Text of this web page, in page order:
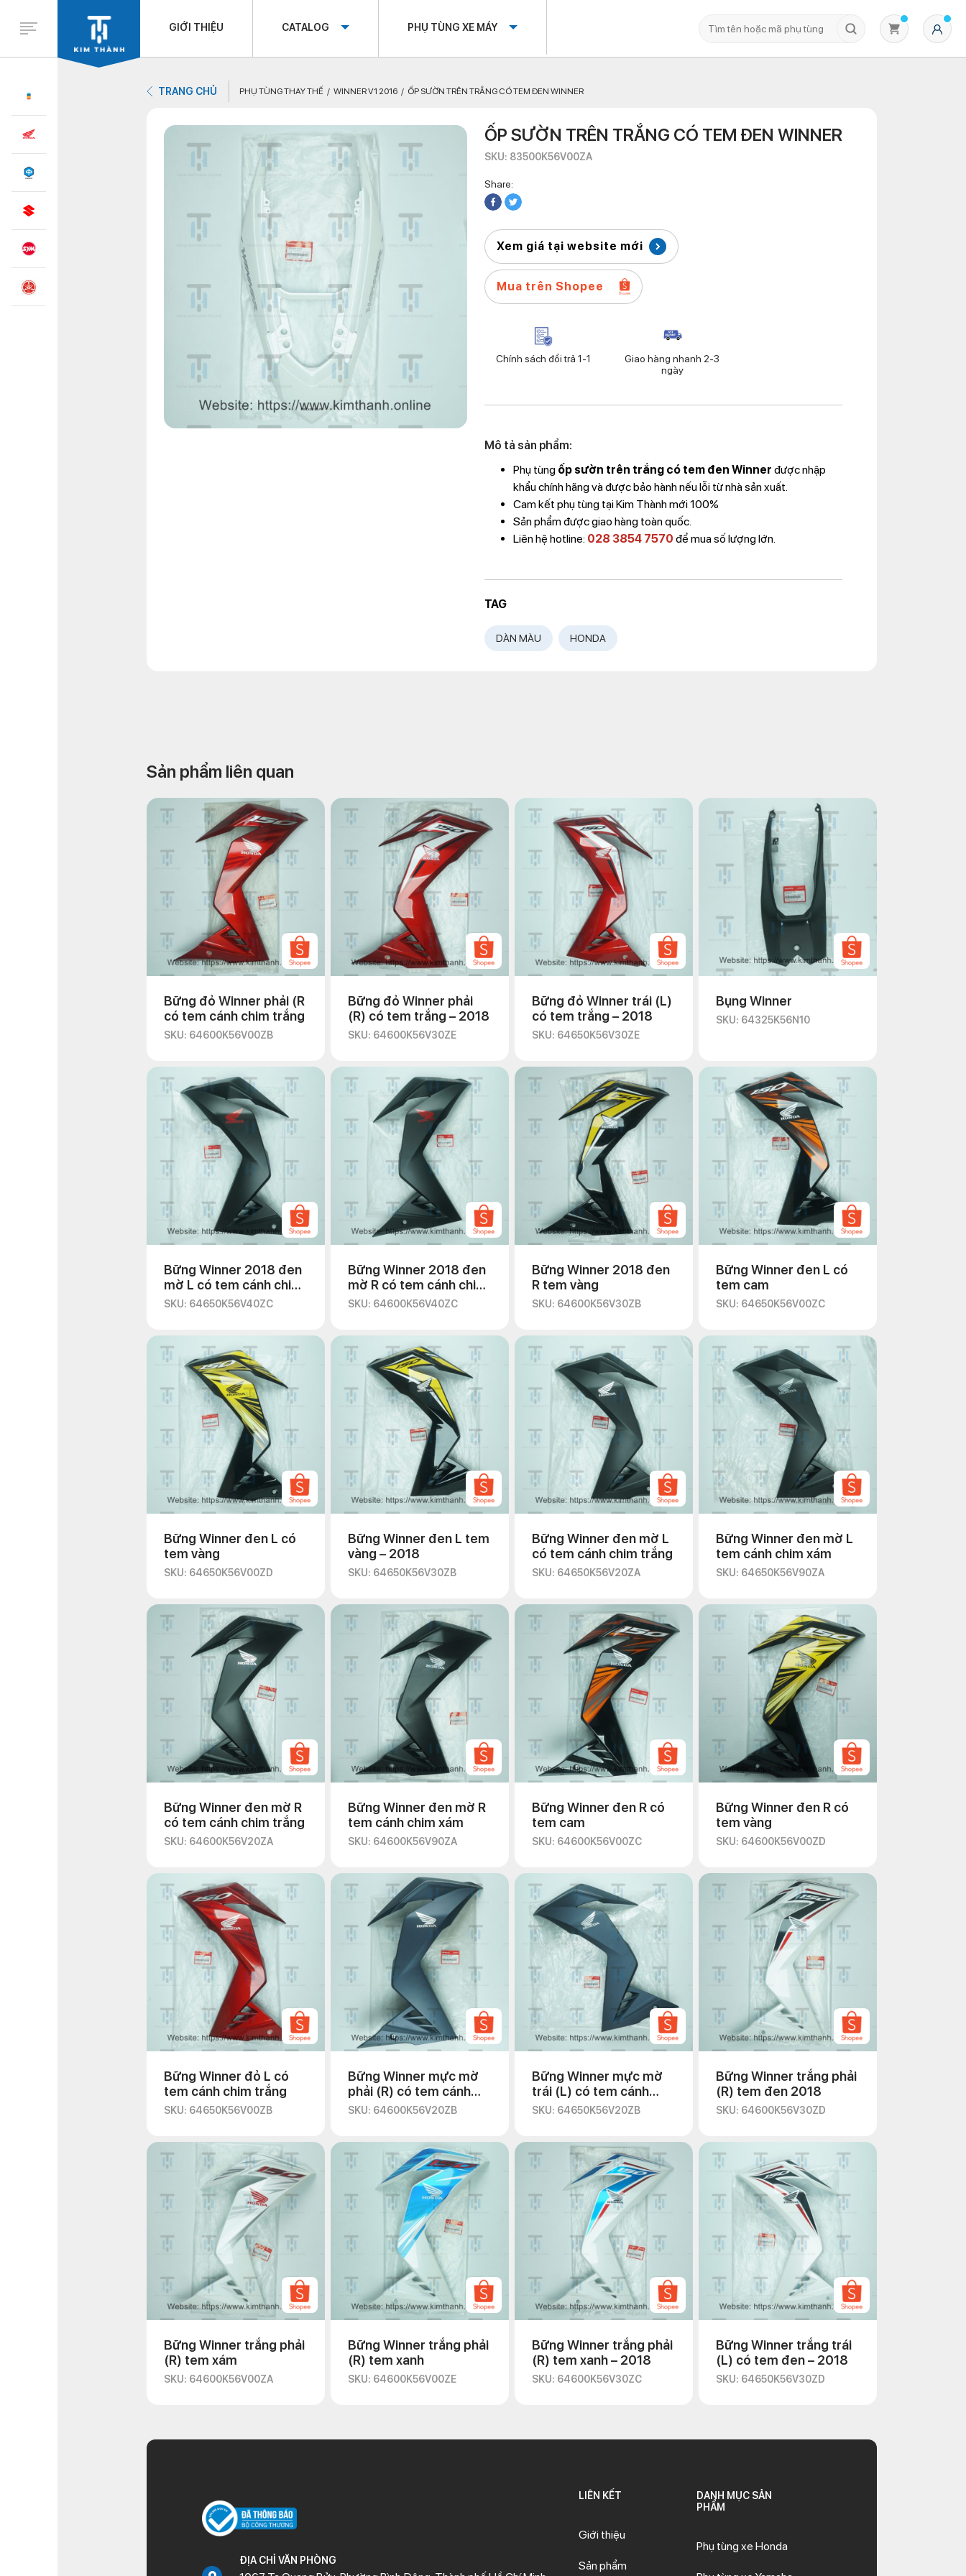
GIỚI THIỆU CATALOG PHỤ TÙNG XE MÁY
TRANG CHỦ PHỤ TÙNG THAY THẾ WINNER V1 2016 ỐP SƯỜN TRÊN TRẮNG CÓ TEM ĐEN WINNER
ỐP SƯỜN TRÊN TRẮNG CÓ TEM ĐEN WINNER
SKU: 83500K56V00ZA
Share:
Xem giá tại website mới
Mua trên Shopee
Chính sách đổi trả 1-1
Giao hàng nhanh 2-3
ngày
Mô tả sản phẩm:
Phụ tùng ốp sườn trên trắng có tem đen Winner được nhập
khẩu chính hãng và được bảo hành nếu lỗi từ nhà sản xuất.
Cam kết phụ tùng tại Kim Thành mới 100%
Sản phẩm được giao hàng toàn quốc.
Liên hệ hotline: 028 3854 7570 để mua số lượng lớn.
TAG
DÀN MÀU HONDA
Sản phẩm liên quan
Bững đỏ Winner phải (R
có tem cánh chim trắng
SKU: 64600K56V00ZB
Bững đỏ Winner phải
(R) có tem trắng – 2018
SKU: 64600K56V30ZE
Bững đỏ Winner trái (L)
có tem trắng – 2018
SKU: 64650K56V30ZE
Bụng Winner
SKU: 64325K56N10
Bững Winner 2018 đen
mờ L có tem cánh chim
đỏ
SKU: 64650K56V40ZC
Bững Winner 2018 đen
mờ R có tem cánh chim
đỏ
SKU: 64600K56V40ZC
Bững Winner 2018 đen
R tem vàng
SKU: 64600K56V30ZB
Bững Winner đen L có
tem cam
SKU: 64650K56V00ZC
Bững Winner đen L có
tem vàng
SKU: 64650K56V00ZD
Bững Winner đen L tem
vàng – 2018
SKU: 64650K56V30ZB
Bững Winner đen mờ L
có tem cánh chim trắng
SKU: 64650K56V20ZA
Bững Winner đen mờ L
tem cánh chim xám
SKU: 64650K56V90ZA
Bững Winner đen mờ R
có tem cánh chim trắng
SKU: 64600K56V20ZA
Bững Winner đen mờ R
tem cánh chim xám
SKU: 64600K56V90ZA
Bững Winner đen R có
tem cam
SKU: 64600K56V00ZC
Bững Winner đen R có
tem vàng
SKU: 64600K56V00ZD
Bững Winner đỏ L có
tem cánh chim trắng
SKU: 64650K56V00ZB
Bững Winner mực mờ
phải (R) có tem cánh
chim trắng
SKU: 64600K56V20ZB
Bững Winner mực mờ
trái (L) có tem cánh
chim trắng
SKU: 64650K56V20ZB
Bững Winner trắng phải
(R) tem đen 2018
SKU: 64600K56V30ZD
Bững Winner trắng phải
(R) tem xám
SKU: 64600K56V00ZA
Bững Winner trắng phải
(R) tem xanh
SKU: 64600K56V00ZE
Bững Winner trắng phải
(R) tem xanh – 2018
SKU: 64600K56V30ZC
Bững Winner trắng trái
(L) có tem đen – 2018
SKU: 64650K56V30ZD
ĐỊA CHỈ VĂN PHÒNG
LIÊN KẾT
Giới thiệu
Sản phẩm
DANH MỤC SẢN
PHẨM
Phụ tùng xe Honda